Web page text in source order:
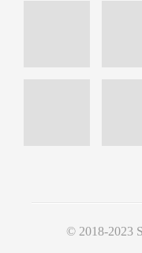
© 2018-2023